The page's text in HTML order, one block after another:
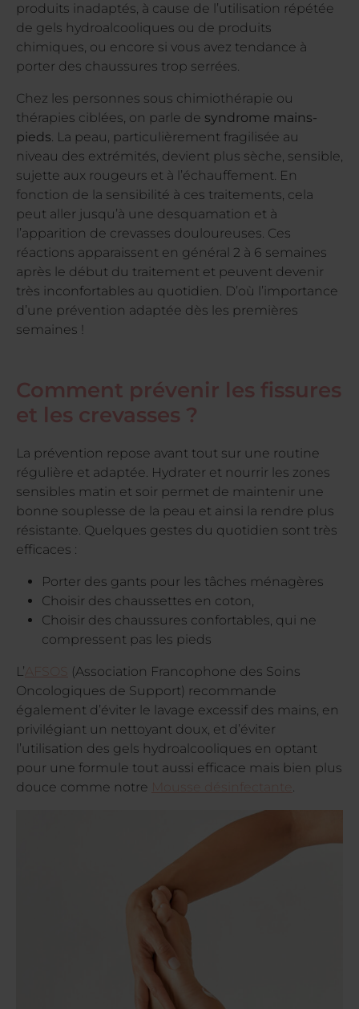
produits inadaptés, à cause de l’utilisation répétée
de gels hydroalcooliques ou de produits
chimiques, ou encore si vous avez tendance à
porter des chaussures trop serrées.
Chez les personnes sous chimiothérapie ou
thérapies ciblées, on parle de syndrome mains-
pieds. La peau, particulièrement fragilisée au
niveau des extrémités, devient plus sèche, sensible,
sujette aux rougeurs et à l’échauffement. En
fonction de la sensibilité à ces traitements, cela
peut aller jusqu’à une desquamation et à
l’apparition de crevasses douloureuses. Ces
réactions apparaissent en général 2 à 6 semaines
après le début du traitement et peuvent devenir
très inconfortables au quotidien. D’où l’importance
d’une prévention adaptée dès les premières
semaines !
Comment prévenir les fissures
et les crevasses ?
La prévention repose avant tout sur une routine
régulière et adaptée. Hydrater et nourrir les zones
sensibles matin et soir permet de maintenir une
bonne souplesse de la peau et ainsi la rendre plus
résistante. Quelques gestes du quotidien sont très
efficaces :
Porter des gants pour les tâches ménagères
Choisir des chaussettes en coton,
Choisir des chaussures confortables, qui ne
compressent pas les pieds
L’AFSOS
(Association Francophone des Soins
Oncologiques de Support) recommande
également d’éviter le lavage excessif des mains, en
privilégiant un nettoyant doux, et d’éviter
l’utilisation des gels hydroalcooliques en optant
pour une formule tout aussi efficace mais bien plus
douce comme notre Mousse désinfectante .